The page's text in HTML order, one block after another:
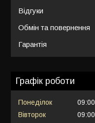
Відгуки
Обмін та повернення
Гарантія
Графік роботи
Понеділок 09:00
Вівторок
09:00